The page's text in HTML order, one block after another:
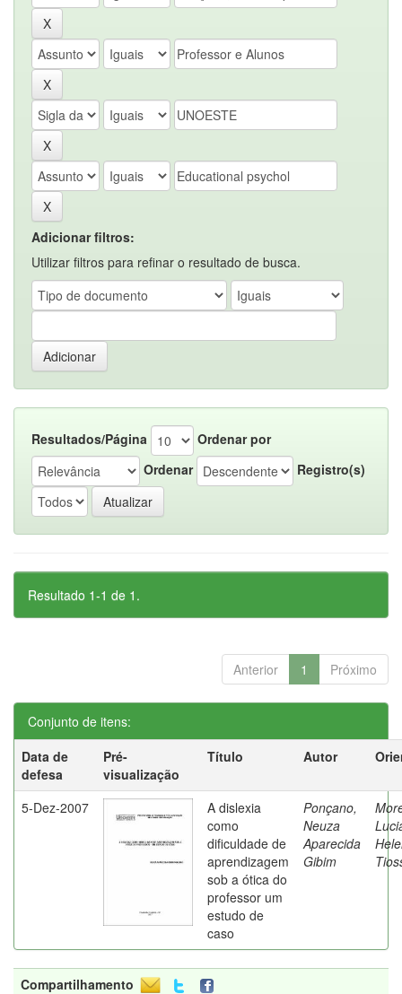
Adicionar filtros:
Utilizar filtros para refinar o resultado de busca.
Resultados/Página
Ordenar por
Ordenar
Registro(s)
Resultado 1-1 de 1.
Anterior 1 Próximo
Conjunto de itens:
Data de
defesa
Pré-
visualização
Título Autor
5-Dez-2007
A dislexia
como
dificuldade de
aprendizagem
sob a ótica do
professor um
estudo de
caso
Ponçano,
Neuza
Aparecida
Gibim
Compartilhamento